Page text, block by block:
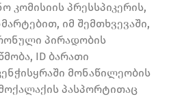
კომისიის პრესსპიკერის,
იმ შემთხვევაში,
პირადობის
ID ბარათი
მონაწილეობის
პასპორტითაც